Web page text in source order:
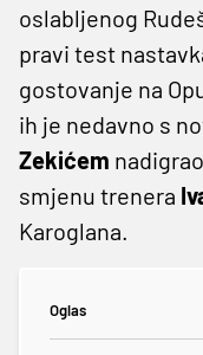
oslabljenog
pravi test
gostovanje na
ih je nedavno s
Zekićem
smjenu trenera
Karoglana.
Oglas